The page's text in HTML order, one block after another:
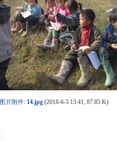
图片附件: 14.jpg (2018-6-5 13:41, 87.85 K)